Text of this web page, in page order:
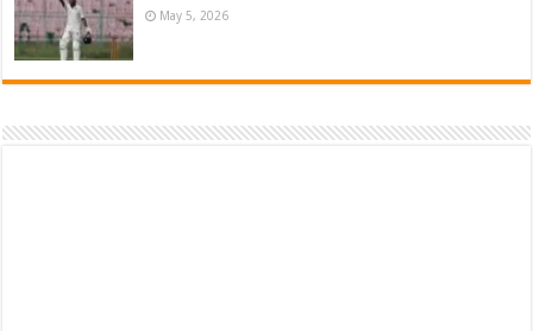
May 5, 2026